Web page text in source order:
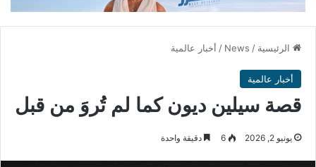
الرئيسية /
News
/ أخبار عالمية
أخبار عالمية
قصة سيلين ديون كما لم تُروَ من قبل
يونيو 2, 2026 6 دقيقة واحدة